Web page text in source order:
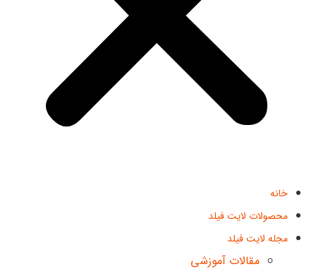
خانه
محصولات لایت فیلد
مجله لایت فیلد
مقالات آموزشی